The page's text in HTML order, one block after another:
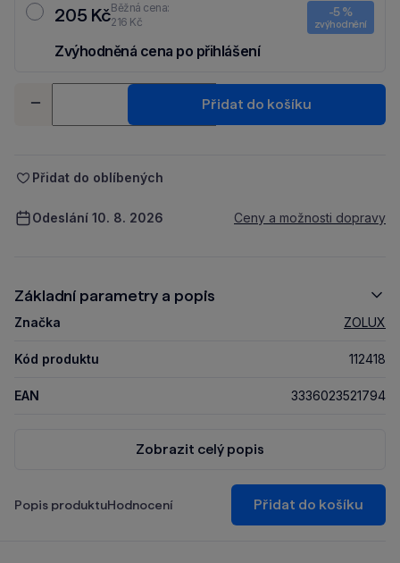
205 KčBěžná cena:
216 Kč
-5 %
zvýhodnění
Zvýhodněná cena po přihlášení
-
+
Přidat do košíku
Přidat do oblíbených
Odeslání 10. 8. 2026 Ceny a možnosti dopravy
Základní parametry a popis
Značka ZOLUX
Kód produktu 112418
EAN 3336023521794
Zobrazit celý popis
Popis produktuHodnocení Přidat do košíku